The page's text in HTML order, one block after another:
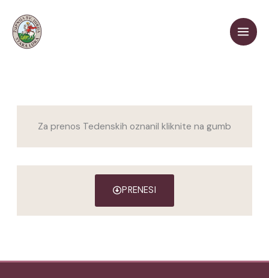
content
Za prenos Tedenskih oznanil kliknite na gumb
PRENESI